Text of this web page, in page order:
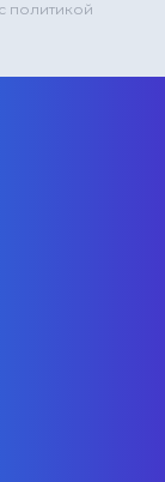
политикой